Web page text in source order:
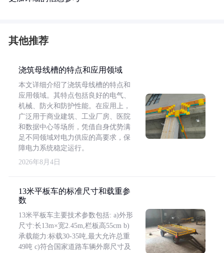
其他推荐
浇筑母线槽的特点和应用领域
本文详细介绍了浇筑母线槽的特点和
应用领域。其特点包括良好的电气、
机械、防火和防护性能。在应用上，
广泛用于商业建筑、工业厂房、医院
和数据中心等场所，凭借自身优势满
足不同领域对电力供应的高要求，保
障电力系统稳定运行。
2026年8月4日
13米平板车的标准尺寸和载重参
数
13米平板车主要技术参数包括: a)外形
尺寸:长13m×宽2.45m,栏板高55cm b)
承载能力:标载30-35吨,最大允许总重
49吨 c)符合国家道路车辆外廓尺寸及